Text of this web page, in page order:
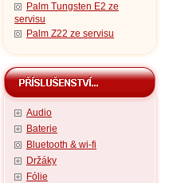
Palm Tungsten E2 ze
servisu
Palm Z22 ze servisu
Audio
Baterie
Bluetooth & wi-fi
Držáky
Fólie